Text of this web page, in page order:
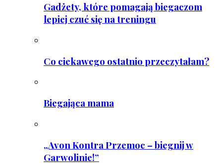
Gadżety, które pomagają biegaczom
lepiej czuć się na treningu
Co ciekawego ostatnio przeczytałam?
Biegająca mama
„Avon Kontra Przemoc – biegnij w
Garwolinie!”